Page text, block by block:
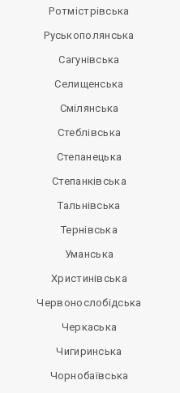
Ротмістрівська
Руськополянська
Сагунівська
Селищенська
Смілянська
Стеблівська
Степанецька
Степанківська
Тальнівська
Тернівська
Уманська
Христинівська
Червонослобідська
Черкаська
Чигиринська
Чорнобаївська